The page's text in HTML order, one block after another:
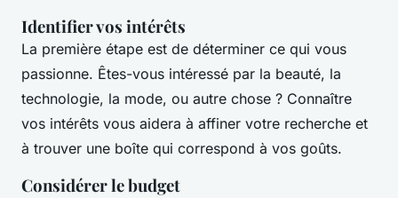
Identifier vos intérêts
La première étape est de déterminer ce qui vous
passionne. Êtes-vous intéressé par la beauté, la
technologie, la mode, ou autre chose ? Connaître
vos intérêts vous aidera à affiner votre recherche et
à trouver une boîte qui correspond à vos goûts.
Considérer le budget